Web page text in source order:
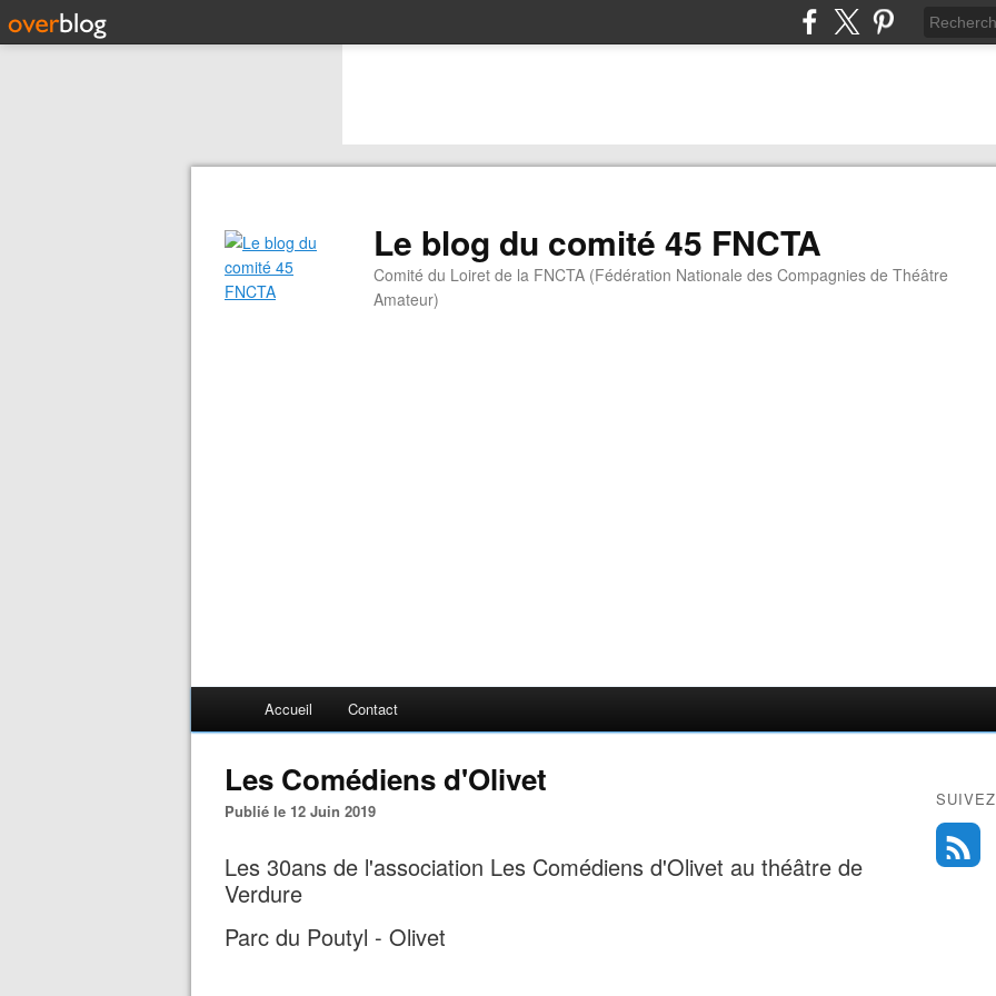
Le blog du comité 45 FNCTA
Comité du Loiret de la FNCTA (Fédération Nationale des Compagnies de Théâtre
Amateur)
Accueil Contact
Les Comédiens d'Olivet
Publié le 12 Juin 2019
Les 30ans de l'association Les Comédiens d'Olivet au théâtre de
Verdure
Parc du Poutyl - Olivet